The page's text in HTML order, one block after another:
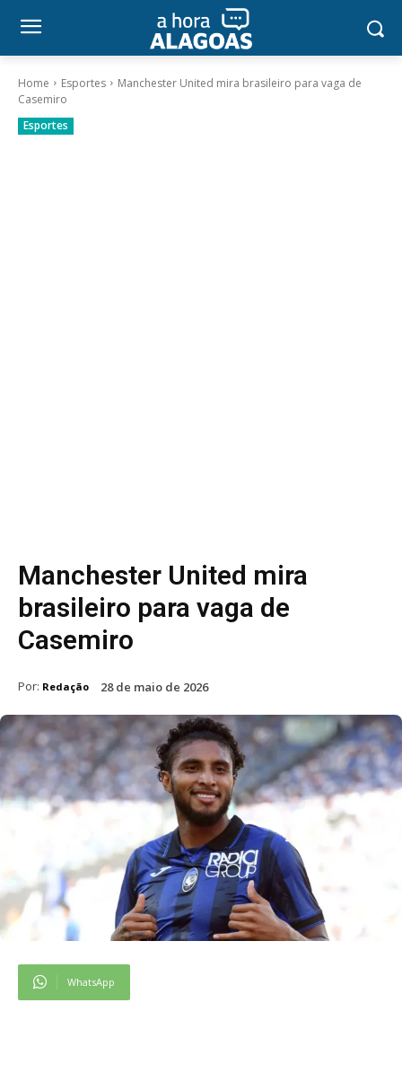
Home Esportes
Manchester United mira brasileiro para vaga de
Casemiro
Esportes
Manchester United mira
brasileiro para vaga de
Casemiro
Por: Redação 28 de maio de 2026
WhatsApp